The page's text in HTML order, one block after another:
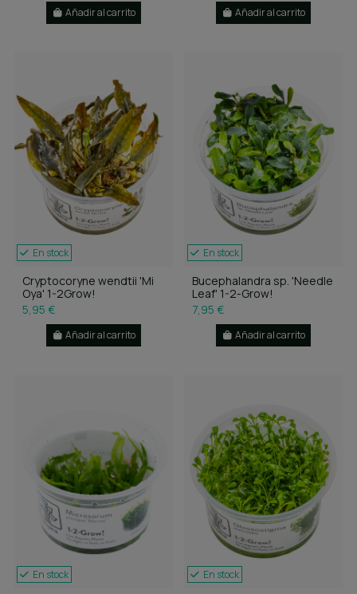
Añadir al carrito Añadir al carrito
En stock
Cryptocoryne wendtii 'Mi
Oya' 1-2Grow!
5,95 €
Añadir al carrito
En stock
Bucephalandra sp. 'Needle
Leaf' 1-2-Grow!
7,95 €
Añadir al carrito
En stock En stock